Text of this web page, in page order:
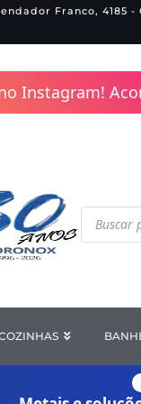
Franco, 4185 -
Instagram!
Open